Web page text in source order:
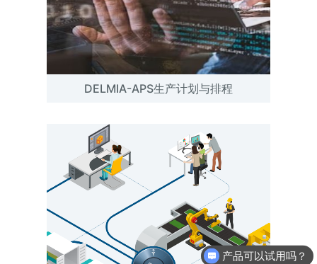
DELMIA-APS生产计划与排程
产品可以试用吗？
软件有折扣吗？